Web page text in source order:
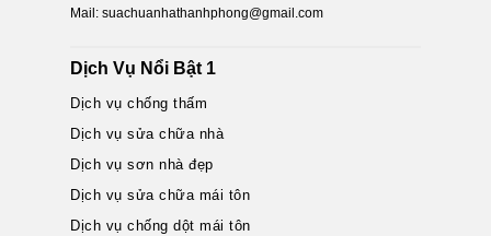
Mail: suachuanhathanhphong@gmail.com
Dịch Vụ Nổi Bật 1
Dịch vụ chống thấm
Dịch vụ sửa chữa nhà
Dịch vụ sơn nhà đẹp
Dịch vụ sửa chữa mái tôn
Dịch vụ chống dột mái tôn